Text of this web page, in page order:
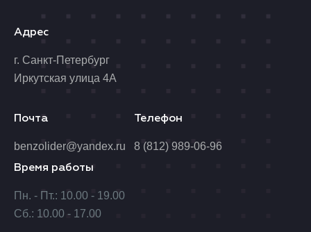
Адрес
г. Санкт-Петербург
Иркутская улица 4А
Время работы
Пн. - Пт.: 10.00 - 19.00
Сб.: 10.00 - 17.00
Почта
benzolider@yandex.ru
Телефон
8 (812) 989-06-96